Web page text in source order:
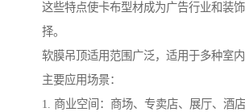
这些特点使卡布型材成为广告行业和装
择。
软膜吊顶适用范围广泛，适用于多种室
主要应用场景：
1. 商业空间：商场、专卖店、展厅、酒店